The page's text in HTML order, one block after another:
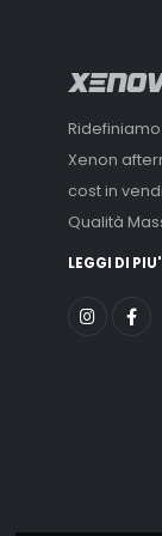
Xenon
cost in
Qualità
LEGGI DI PIU'